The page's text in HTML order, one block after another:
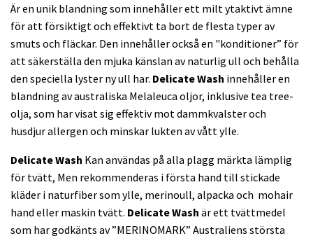
Är en unik blandning som innehåller ett milt ytaktivt ämne
för att försiktigt och effektivt ta bort de flesta typer av
smuts och fläckar. Den innehåller också en "konditioner” för
att säkerställa den mjuka känslan av naturlig ull och behålla
den speciella lyster ny ull har. Delicate Wash innehåller en
blandning av australiska Melaleuca oljor, inklusive tea tree-
olja, som har visat sig effektiv mot dammkvalster och
husdjur allergen och minskar lukten av vått ylle.
Delicate Wash Kan användas på alla plagg märkta lämplig
för tvätt, Men rekommenderas i första hand till stickade
kläder i naturfiber som ylle, merinoull, alpacka och mohair
hand eller maskin tvätt. Delicate Wash är ett tvättmedel
som har godkänts av ”MERINOMARK” Australiens största